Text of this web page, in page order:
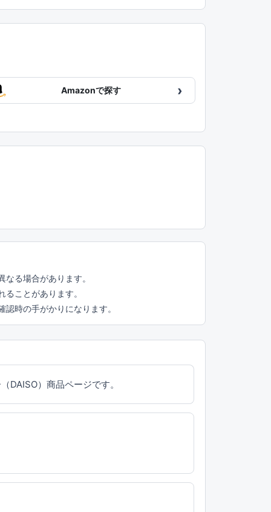
Amazonで探す ›
る場合があります。
ことがあります。
時の手がかりになります。
）商品ページです。